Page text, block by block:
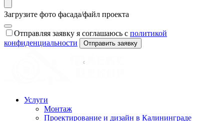
Загрузите фото фасада/файл проекта
Отправляя заявку я соглашаюсь с политикой
конфиденциальности
Отправить заявку
Услуги
Монтаж
Проектирование и дизайн в Калининграде